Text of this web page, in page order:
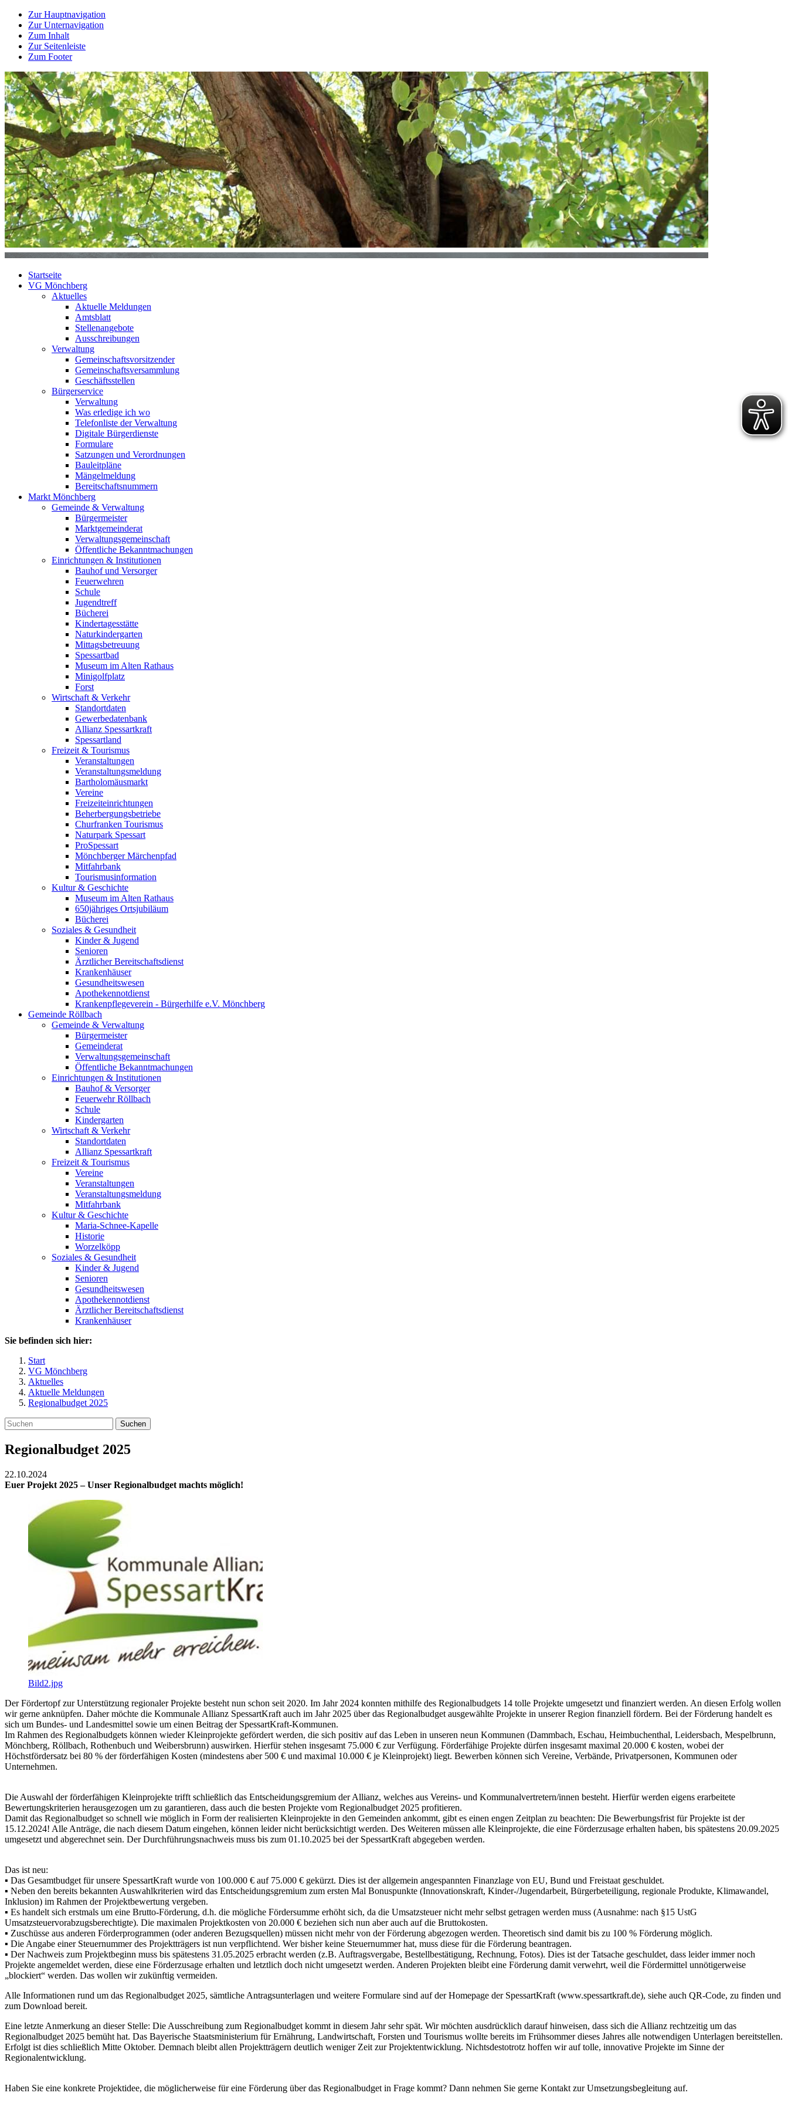
Zur Hauptnavigation
Zur Unternavigation
Zum Inhalt
Zur Seitenleiste
Zum Footer
Startseite
VG Mönchberg
Aktuelles
Aktuelle Meldungen
Amtsblatt
Stellenangebote
Ausschreibungen
Verwaltung
Gemeinschaftsvorsitzender
Gemeinschaftsversammlung
Geschäftsstellen
Bürgerservice
Verwaltung
Was erledige ich wo
Telefonliste der Verwaltung
Digitale Bürgerdienste
Formulare
Satzungen und Verordnungen
Bauleitpläne
Mängelmeldung
Bereitschaftsnummern
Markt Mönchberg
Gemeinde & Verwaltung
Bürgermeister
Marktgemeinderat
Verwaltungsgemeinschaft
Öffentliche Bekanntmachungen
Einrichtungen & Institutionen
Bauhof und Versorger
Feuerwehren
Schule
Jugendtreff
Bücherei
Kindertagesstätte
Naturkindergarten
Mittagsbetreuung
Spessartbad
Museum im Alten Rathaus
Minigolfplatz
Forst
Wirtschaft & Verkehr
Standortdaten
Gewerbedatenbank
Allianz Spessartkraft
Spessartland
Freizeit & Tourismus
Veranstaltungen
Veranstaltungsmeldung
Bartholomäusmarkt
Vereine
Freizeiteinrichtungen
Beherbergungsbetriebe
Churfranken Tourismus
Naturpark Spessart
ProSpessart
Mönchberger Märchenpfad
Mitfahrbank
Tourismusinformation
Kultur & Geschichte
Museum im Alten Rathaus
650jähriges Ortsjubiläum
Bücherei
Soziales & Gesundheit
Kinder & Jugend
Senioren
Ärztlicher Bereitschaftsdienst
Krankenhäuser
Gesundheitswesen
Apothekennotdienst
Krankenpflegeverein - Bürgerhilfe e.V. Mönchberg
Gemeinde Röllbach
Gemeinde & Verwaltung
Bürgermeister
Gemeinderat
Verwaltungsgemeinschaft
Öffentliche Bekanntmachungen
Einrichtungen & Institutionen
Bauhof & Versorger
Feuerwehr Röllbach
Schule
Kindergarten
Wirtschaft & Verkehr
Standortdaten
Allianz Spessartkraft
Freizeit & Tourismus
Vereine
Veranstaltungen
Veranstaltungsmeldung
Mitfahrbank
Kultur & Geschichte
Maria-Schnee-Kapelle
Historie
Worzelköpp
Soziales & Gesundheit
Kinder & Jugend
Senioren
Gesundheitswesen
Apothekennotdienst
Ärztlicher Bereitschaftsdienst
Krankenhäuser
Sie befinden sich hier:
Start
VG Mönchberg
Aktuelles
Aktuelle Meldungen
Regionalbudget 2025
Suchen
Regionalbudget 2025
22.10.2024
Euer Projekt 2025 – Unser Regionalbudget machts möglich!
Bild2.jpg
Der Fördertopf zur Unterstützung regionaler Projekte besteht nun schon seit 2020. Im Jahr 2024 konnten mithilfe des Regionalbudgets 14 tolle Projekte umgesetzt und finanziert werden. An diesen Erfolg wollen
wir gerne anknüpfen. Daher möchte die Kommunale Allianz SpessartKraft auch im Jahr 2025 über das Regionalbudget ausgewählte Projekte in unserer Region finanziell fördern. Bei der Förderung handelt es
sich um Bundes- und Landesmittel sowie um einen Beitrag der SpessartKraft-Kommunen.
Im Rahmen des Regionalbudgets können wieder Kleinprojekte gefördert werden, die sich positiv auf das Leben in unseren neun Kommunen (Dammbach, Eschau, Heimbuchenthal, Leidersbach, Mespelbrunn,
Mönchberg, Röllbach, Rothenbuch und Weibersbrunn) auswirken. Hierfür stehen insgesamt 75.000 € zur Verfügung. Förderfähige Projekte dürfen insgesamt maximal 20.000 € kosten, wobei der
Höchstfördersatz bei 80 % der förderfähigen Kosten (mindestens aber 500 € und maximal 10.000 € je Kleinprojekt) liegt. Bewerben können sich Vereine, Verbände, Privatpersonen, Kommunen oder
Unternehmen.
Die Auswahl der förderfähigen Kleinprojekte trifft schließlich das Entscheidungsgremium der Allianz, welches aus Vereins- und Kommunalvertretern/innen besteht. Hierfür werden eigens erarbeitete
Bewertungskriterien herausgezogen um zu garantieren, dass auch die besten Projekte vom Regionalbudget 2025 profitieren.
Damit das Regionalbudget so schnell wie möglich in Form der realisierten Kleinprojekte in den Gemeinden ankommt, gibt es einen engen Zeitplan zu beachten: Die Bewerbungsfrist für Projekte ist der
15.12.2024! Alle Anträge, die nach diesem Datum eingehen, können leider nicht berücksichtigt werden. Des Weiteren müssen alle Kleinprojekte, die eine Förderzusage erhalten haben, bis spätestens 20.09.2025
umgesetzt und abgerechnet sein. Der Durchführungsnachweis muss bis zum 01.10.2025 bei der SpessartKraft abgegeben werden.
Das ist neu:
▪ Das Gesamtbudget für unsere SpessartKraft wurde von 100.000 € auf 75.000 € gekürzt. Dies ist der allgemein angespannten Finanzlage von EU, Bund und Freistaat geschuldet.
▪ Neben den bereits bekannten Auswahlkriterien wird das Entscheidungsgremium zum ersten Mal Bonuspunkte (Innovationskraft, Kinder-/Jugendarbeit, Bürgerbeteiligung, regionale Produkte, Klimawandel,
Inklusion) im Rahmen der Projektbewertung vergeben.
▪ Es handelt sich erstmals um eine Brutto-Förderung, d.h. die mögliche Fördersumme erhöht sich, da die Umsatzsteuer nicht mehr selbst getragen werden muss (Ausnahme: nach §15 UstG
Umsatzsteuervorabzugsberechtigte). Die maximalen Projektkosten von 20.000 € beziehen sich nun aber auch auf die Bruttokosten.
▪ Zuschüsse aus anderen Förderprogrammen (oder anderen Bezugsquellen) müssen nicht mehr von der Förderung abgezogen werden. Theoretisch sind damit bis zu 100 % Förderung möglich.
▪ Die Angabe einer Steuernummer des Projektträgers ist nun verpflichtend. Wer bisher keine Steuernummer hat, muss diese für die Förderung beantragen.
▪ Der Nachweis zum Projektbeginn muss bis spätestens 31.05.2025 erbracht werden (z.B. Auftragsvergabe, Bestellbestätigung, Rechnung, Fotos). Dies ist der Tatsache geschuldet, dass leider immer noch
Projekte angemeldet werden, diese eine Förderzusage erhalten und letztlich doch nicht umgesetzt werden. Anderen Projekten bleibt eine Förderung damit verwehrt, weil die Fördermittel unnötigerweise
„blockiert“ werden. Das wollen wir zukünftig vermeiden.
Alle Informationen rund um das Regionalbudget 2025, sämtliche Antragsunterlagen und weitere Formulare sind auf der Homepage der SpessartKraft (www.spessartkraft.de), siehe auch QR-Code, zu finden und
zum Download bereit.
Eine letzte Anmerkung an dieser Stelle: Die Ausschreibung zum Regionalbudget kommt in diesem Jahr sehr spät. Wir möchten ausdrücklich darauf hinweisen, dass sich die Allianz rechtzeitig um das
Regionalbudget 2025 bemüht hat. Das Bayerische Staatsministerium für Ernährung, Landwirtschaft, Forsten und Tourismus wollte bereits im Frühsommer dieses Jahres alle notwendigen Unterlagen bereitstellen.
Erfolgt ist dies schließlich Mitte Oktober. Demnach bleibt allen Projektträgern deutlich weniger Zeit zur Projektentwicklung. Nichtsdestotrotz hoffen wir auf tolle, innovative Projekte im Sinne der
Regionalentwicklung.
Haben Sie eine konkrete Projektidee, die möglicherweise für eine Förderung über das Regionalbudget in Frage kommt? Dann nehmen Sie gerne Kontakt zur Umsetzungsbegleitung auf.